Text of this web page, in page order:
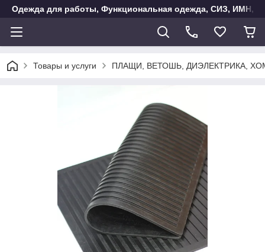
Одежда для работы, Функциональная одежда, СИЗ, ИМН,
Товары и услуги ПЛАЩИ, ВЕТОШЬ, ДИЭЛЕКТРИКА,